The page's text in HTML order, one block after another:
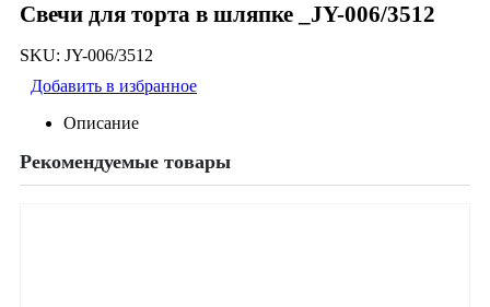
Свечи для торта в шляпке _JY-006/3512
SKU: JY-006/3512
Добавить в избранное
Описание
Рекомендуемые товары